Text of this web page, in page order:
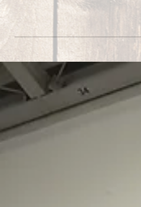
Efort 2016 Genf